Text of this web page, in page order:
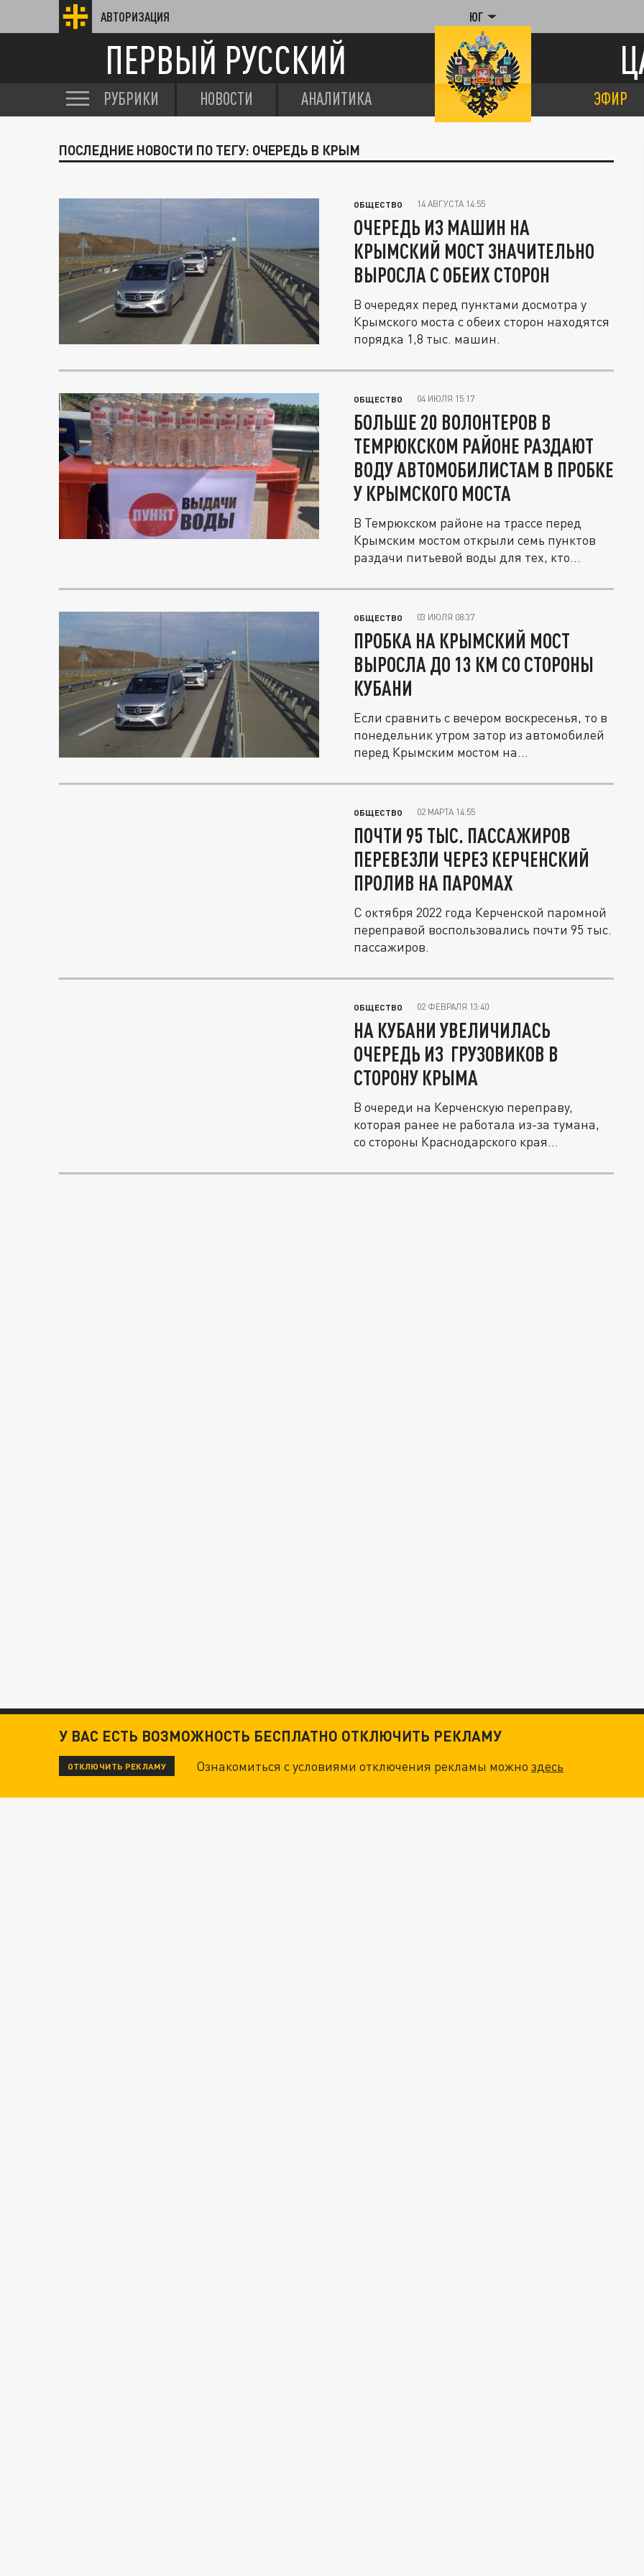
АВТОРИЗАЦИЯ ЮГ
ПЕРВЫЙ РУССКИЙ
РУБРИКИ НОВОСТИ АНАЛИТИКА ЭФИР
ПОСЛЕДНИЕ НОВОСТИ ПО ТЕГУ: ОЧЕРЕДЬ В КРЫМ
ОБЩЕСТВО 14 АВГУСТА 14:55
ОЧЕРЕДЬ ИЗ МАШИН НА
КРЫМСКИЙ МОСТ ЗНАЧИТЕЛЬНО
ВЫРОСЛА С ОБЕИХ СТОРОН
В очередях перед пунктами досмотра у
Крымского моста с обеих сторон находятся
порядка 1,8 тыс. машин.
ОБЩЕСТВО 04 ИЮЛЯ 15:17
БОЛЬШЕ 20 ВОЛОНТЕРОВ В
ТЕМРЮКСКОМ РАЙОНЕ РАЗДАЮТ
ВОДУ АВТОМОБИЛИСТАМ В ПРОБКЕ
У КРЫМСКОГО МОСТА
В Темрюкском районе на трассе перед
Крымским мостом открыли семь пунктов
раздачи питьевой воды для тех, кто...
ОБЩЕСТВО 03 ИЮЛЯ 08:37
ПРОБКА НА КРЫМСКИЙ МОСТ
ВЫРОСЛА ДО 13 КМ СО СТОРОНЫ
КУБАНИ
Если сравнить с вечером воскресенья, то в
понедельник утром затор из автомобилей
перед Крымским мостом на...
ОБЩЕСТВО 02 МАРТА 14:55
ПОЧТИ 95 ТЫС. ПАССАЖИРОВ
ПЕРЕВЕЗЛИ ЧЕРЕЗ КЕРЧЕНСКИЙ
ПРОЛИВ НА ПАРОМАХ
С октября 2022 года Керченской паромной
переправой воспользовались почти 95 тыс.
пассажиров.
ОБЩЕСТВО 02 ФЕВРАЛЯ 13:40
НА КУБАНИ УВЕЛИЧИЛАСЬ
ОЧЕРЕДЬ ИЗ ГРУЗОВИКОВ В
СТОРОНУ КРЫМА
В очереди на Керченскую переправу,
которая ранее не работала из-за тумана,
со стороны Краснодарского края...
У ВАС ЕСТЬ ВОЗМОЖНОСТЬ БЕСПЛАТНО ОТКЛЮЧИТЬ РЕКЛАМУ
ОТКЛЮЧИТЬ РЕКЛАМУ Ознакомиться с условиями отключения рекламы можноздесь